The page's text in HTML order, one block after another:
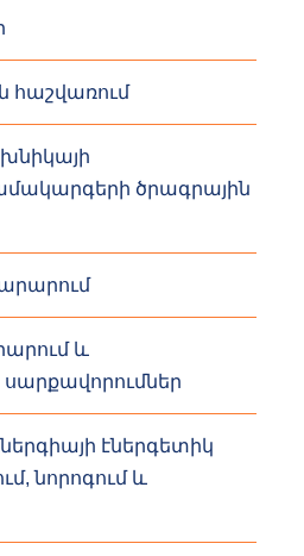
ծրագրային
և
էներգետիկ
նորոգում և